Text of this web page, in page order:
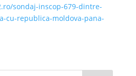
sondaj-inscop-679-dintre-
cu-republica-moldova-pana-